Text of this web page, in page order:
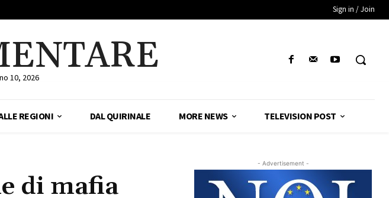
Sign in / Join
10, 2026
REGIONI DAL QUIRINALE MORE NEWS TELEVISION POST
di mafia
- Advertisement -